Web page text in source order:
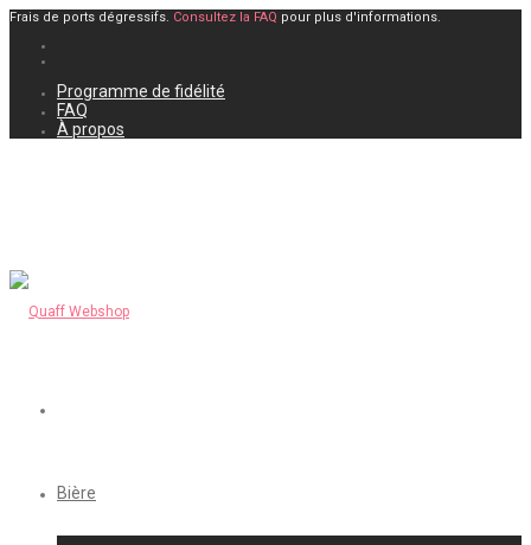
Frais de ports dégressifs. Consultez la FAQ pour plus d'informations.
Programme de fidélité
FAQ
À propos
Bière